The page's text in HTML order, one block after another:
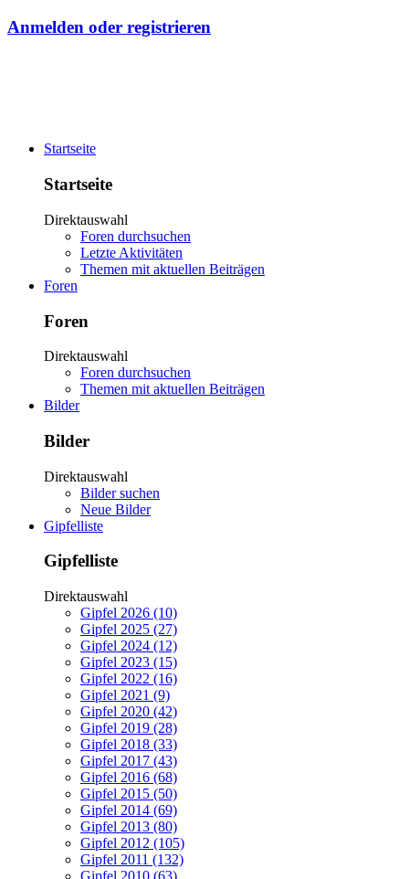
Anmelden oder registrieren
Startseite
Startseite
Direktauswahl
Foren durchsuchen
Letzte Aktivitäten
Themen mit aktuellen Beiträgen
Foren
Foren
Direktauswahl
Foren durchsuchen
Themen mit aktuellen Beiträgen
Bilder
Bilder
Direktauswahl
Bilder suchen
Neue Bilder
Gipfelliste
Gipfelliste
Direktauswahl
Gipfel 2026 (10)
Gipfel 2025 (27)
Gipfel 2024 (12)
Gipfel 2023 (15)
Gipfel 2022 (16)
Gipfel 2021 (9)
Gipfel 2020 (42)
Gipfel 2019 (28)
Gipfel 2018 (33)
Gipfel 2017 (43)
Gipfel 2016 (68)
Gipfel 2015 (50)
Gipfel 2014 (69)
Gipfel 2013 (80)
Gipfel 2012 (105)
Gipfel 2011 (132)